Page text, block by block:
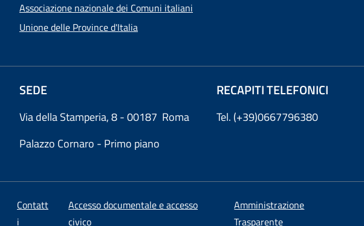
Associazione nazionale dei Comuni italiani
Unione delle Province d'Italia
SEDE
Via della Stamperia, 8 - 00187 Roma
Palazzo Cornaro - Primo piano
RECAPITI TELEFONICI
Tel. (+39)0667796380
Contatt
i
Accesso documentale e accesso
civico
Amministrazione
Trasparente